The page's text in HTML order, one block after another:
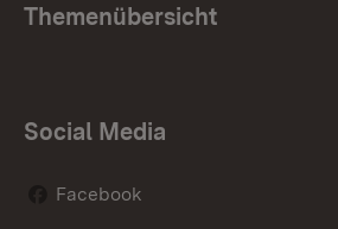
Themenübersicht
Social Media
Facebook